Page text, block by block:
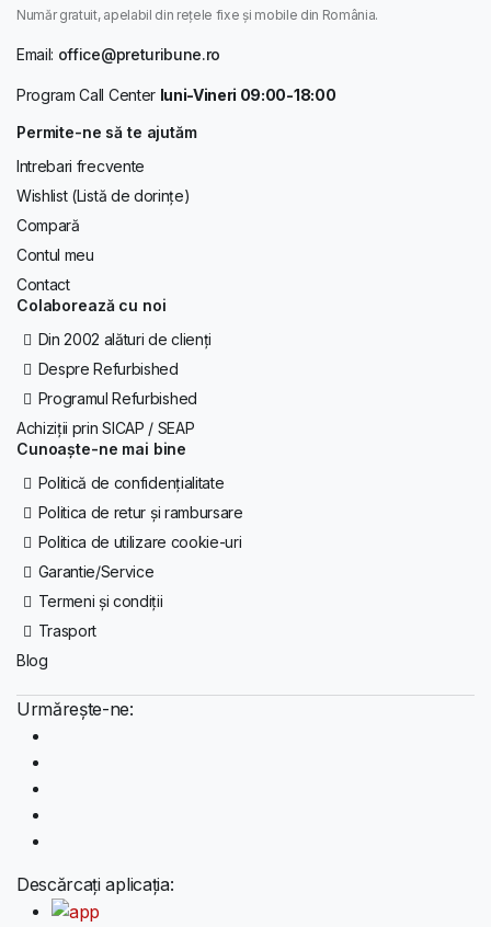
Număr gratuit, apelabil din rețele fixe și mobile din România.
Email: office@preturibune.ro
Program Call Center luni-Vineri 09:00-18:00
Permite-ne să te ajutăm
Intrebari frecvente
Wishlist (Listă de dorințe)
Compară
Contul meu
Contact
Colaborează cu noi
Din 2002 alături de clienți
Despre Refurbished
Programul Refurbished
Achiziții prin SICAP / SEAP
Cunoaște-ne mai bine
Politică de confidențialitate
Politica de retur și rambursare
Politica de utilizare cookie-uri
Garantie/Service
Termeni și condiții
Trasport
Blog
Urmărește-ne:
Descărcați aplicația: